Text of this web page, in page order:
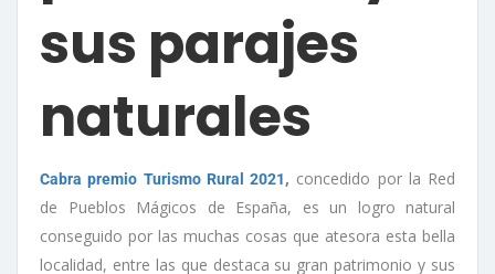
sus parajes
naturales
Cabra premio Turismo Rural 2021, concedido por la Red
de Pueblos Mágicos de España, es un logro natural
conseguido por las muchas cosas que atesora esta bella
localidad, entre las que destaca su gran patrimonio y sus